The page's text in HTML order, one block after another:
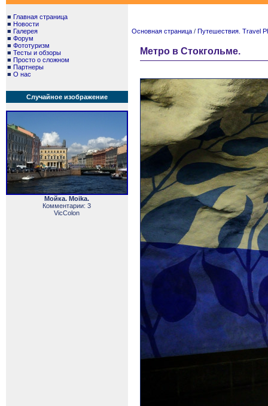
■ Главная страница
■ Новости
■ Галерея
■ Форум
■ Фототуризм
■ Тесты и обзоры
■ Просто о сложном
■ Партнеры
■ О нас
Случайное изображение
Мойка. Moika.
Комментарии: 3
VicColon
Основная страница / Путешествия. Travel
Метро в Стокгольме.